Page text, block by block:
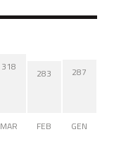
318
MAR
283
FEB
287
GEN